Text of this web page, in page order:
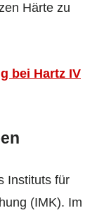
Härte zu
bei Hartz IV
Instituts für
(IMK). Im